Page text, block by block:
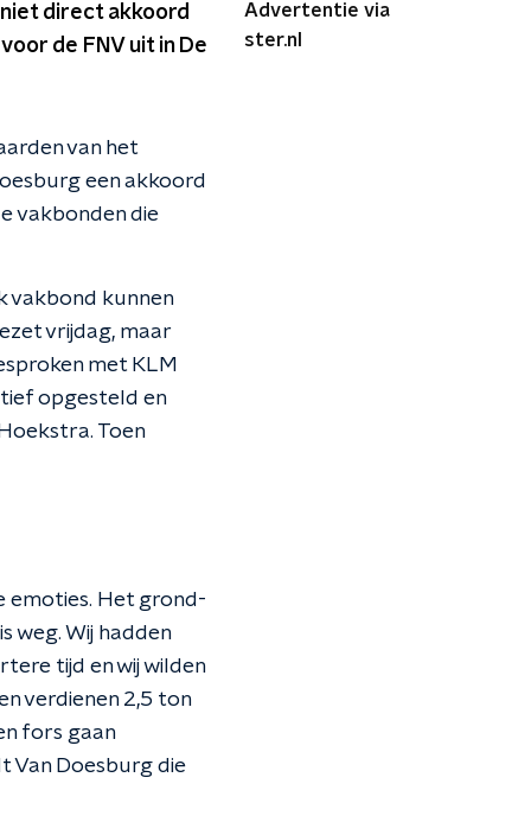
direct akkoord
de FNV uit in De
van het
een akkoord
vakbonden die
vakbond kunnen
vrijdag, maar
met KLM
opgesteld en
Toen
emoties. Het grond-
weg. Wij hadden
tijd en wij wilden
verdienen 2,5 ton
fors gaan
Van Doesburg die
Advertentie via
ster.nl